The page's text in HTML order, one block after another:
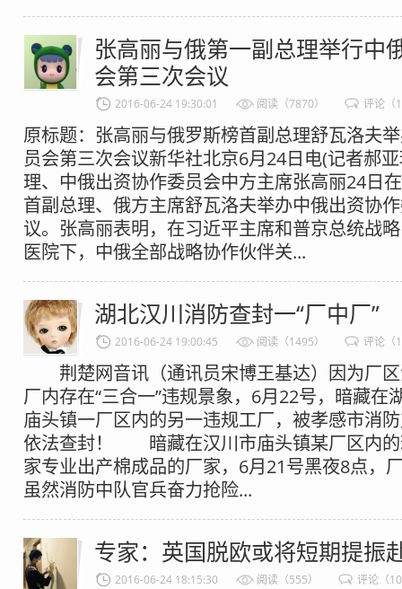
张高丽与俄第一副总理举行中
会第三次会议
2016-06-24 19:30:01 阅读（7870） 评论（
原标题：张高丽与俄罗斯榜首副总理舒瓦洛夫
员会第三次会议新华社北京6月24日电(记者郝
理、中俄出资协作委员会中方主席张高丽24日
首副总理、俄方主席舒瓦洛夫举办中俄出资协
议。张高丽表明，在习近平主席和普京总统战
医院下，中俄全部战略协作伙伴关...
湖北汉川消防查封一“厂中厂”
2016-06-24 19:00:45 阅读（1495） 评论（
荆楚网音讯（通讯员宋博王基达）因为厂区
厂内存在“三合一”违规景象，6月22号，暗藏在
庙头镇一厂区内的另一违规工厂，被孝感市消
依法查封！ 暗藏在汉川市庙头镇某厂区内的
家专业出产棉成品的厂家，6月21号黑夜8点，
虽然消防中队官兵奋力抢险...
专家：英国脱欧或将短期提振
2016-06-24 18:15:30 阅读（555） 评论（